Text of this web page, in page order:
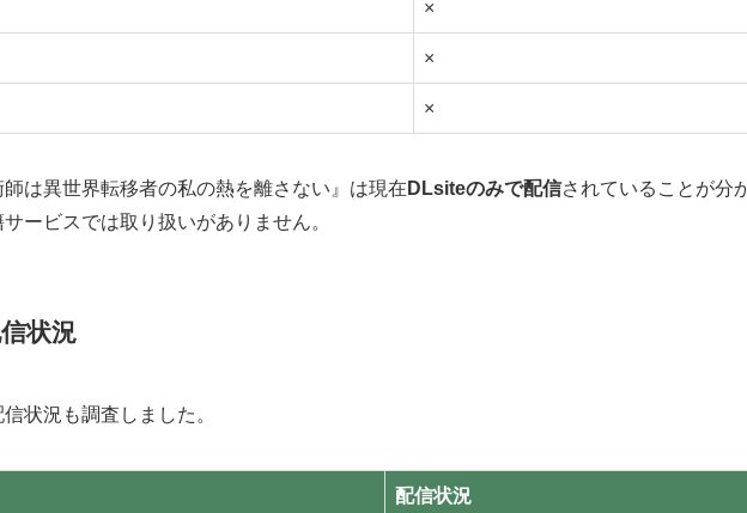
×
×
×
は異世界転移者の私の熱を離さない』は現在 DLsiteのみで配信されていることが分
ービスでは取り扱いがありません。
状況
状況も調査しました。
配信状況